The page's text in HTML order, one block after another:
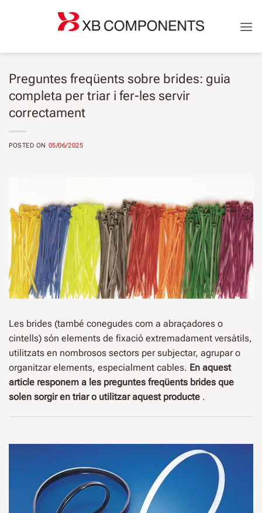
Preguntes freqüents sobre brides: guia
completa per triar i fer-les servir
correctament
POSTED ON 05/06/2025
Les brides (també conegudes com a abraçadores o
cintells) són elements de fixació extremadament versàtils,
utilitzats en nombrosos sectors per subjectar, agrupar o
organitzar elements, especialment cables. En aquest
article responem a les preguntes freqüents brides que
solen sorgir en triar o utilitzar aquest producte .